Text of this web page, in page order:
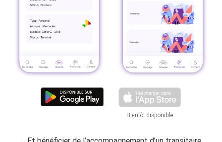
Bientôt disponible